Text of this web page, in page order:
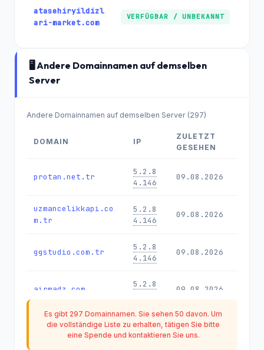
atasehiryildizl
ari-market.com
VERFÜGBAR / UNBEKANNT
🖥️ Andere Domainnamen auf demselben
Server
Andere Domainnamen auf demselben Server (297)
DOMAIN IP
ZULETZT
GESEHEN
protan.net.tr
5.2.8
4.146
09.08.2026
uzmancelikkapi.co
m.tr
5.2.8
4.146
09.08.2026
ggstudio.com.tr
5.2.8
4.146
09.08.2026
airmadz.com
5.2.8
09.08.2026
mobilasansorizmir.
5.2.8
4.146
09.08.2026
Es gibt 297 Domainnamen. Sie sehen 50 davon. Um
die vollständige Liste zu erhalten, tätigen Sie bitte
eine Spende und kontaktieren Sie uns.